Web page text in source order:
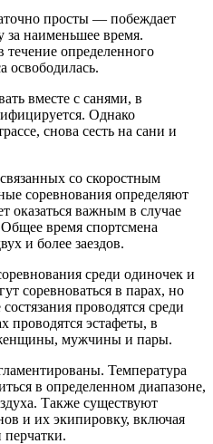
просты — побеждает
за наименьшее время.
течение определенного
освободилась.
вместе с санями, в
Однако
снова сесть на сани и
со скоростным
соревнования определяют
оказаться важным в случае
время спортсмена
и более заездов.
среди одиночек и
соревноваться в парах, но
проводятся среди
эстафеты, в
мужчины и пары.
Температура
в определенном диапазоне,
Также существуют
и их экипировку, включая